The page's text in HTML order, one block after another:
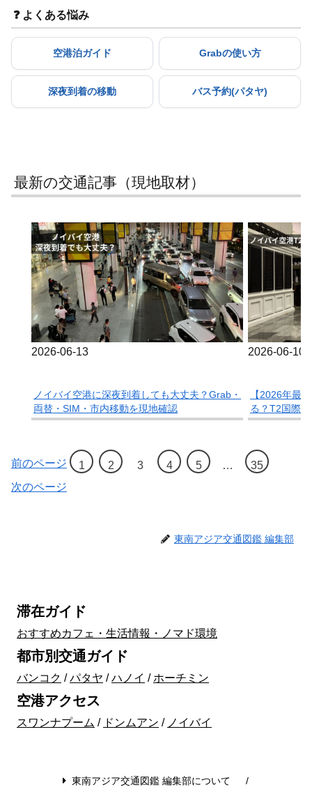
❓ よくある悩み
空港泊ガイド Grabの使い方
深夜到着の移動 バス予約(パタヤ)
最新の交通記事（現地取材）
2026-06-13
ノイバイ空港に深夜到着しても大丈夫？Grab・
両替・SIM・市内移動を現地確認
2026-06-10
【2026年最
る？T2国際
認
前のページ 1 2 3 4 5 …
35
次のページ
東南アジア交通図鑑 編集部
滞在ガイド
おすすめカフェ・生活情報・ノマド環境
都市別交通ガイド
バンコク /パタヤ /ハノイ / ホーチミン
空港アクセス
スワンナプーム / ドンムアン / ノイバイ
東南アジア交通図鑑 編集部について